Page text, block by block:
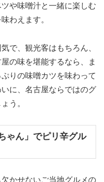
や味噌汁と一緒に楽しむ
わえます。
で、観光客はもちろん、
の味を堪能するなら、ま
りの味噌カツを味わって
に、名古屋ならではのグ
う。
ゃん」でピリ辛グル
かせないご当地グルメの